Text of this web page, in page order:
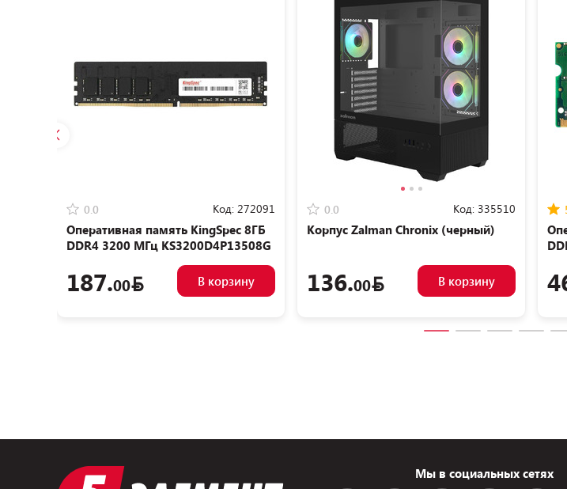
0.0 Код: 272091
Оперативная память KingSpec 8ГБ
DDR4 3200 МГц KS3200D4P13508G
187.00 В корзину
0.0 Код: 335510
Корпус Zalman Chronix (черный)
136.00 В корзину
Мы в социальных сетях